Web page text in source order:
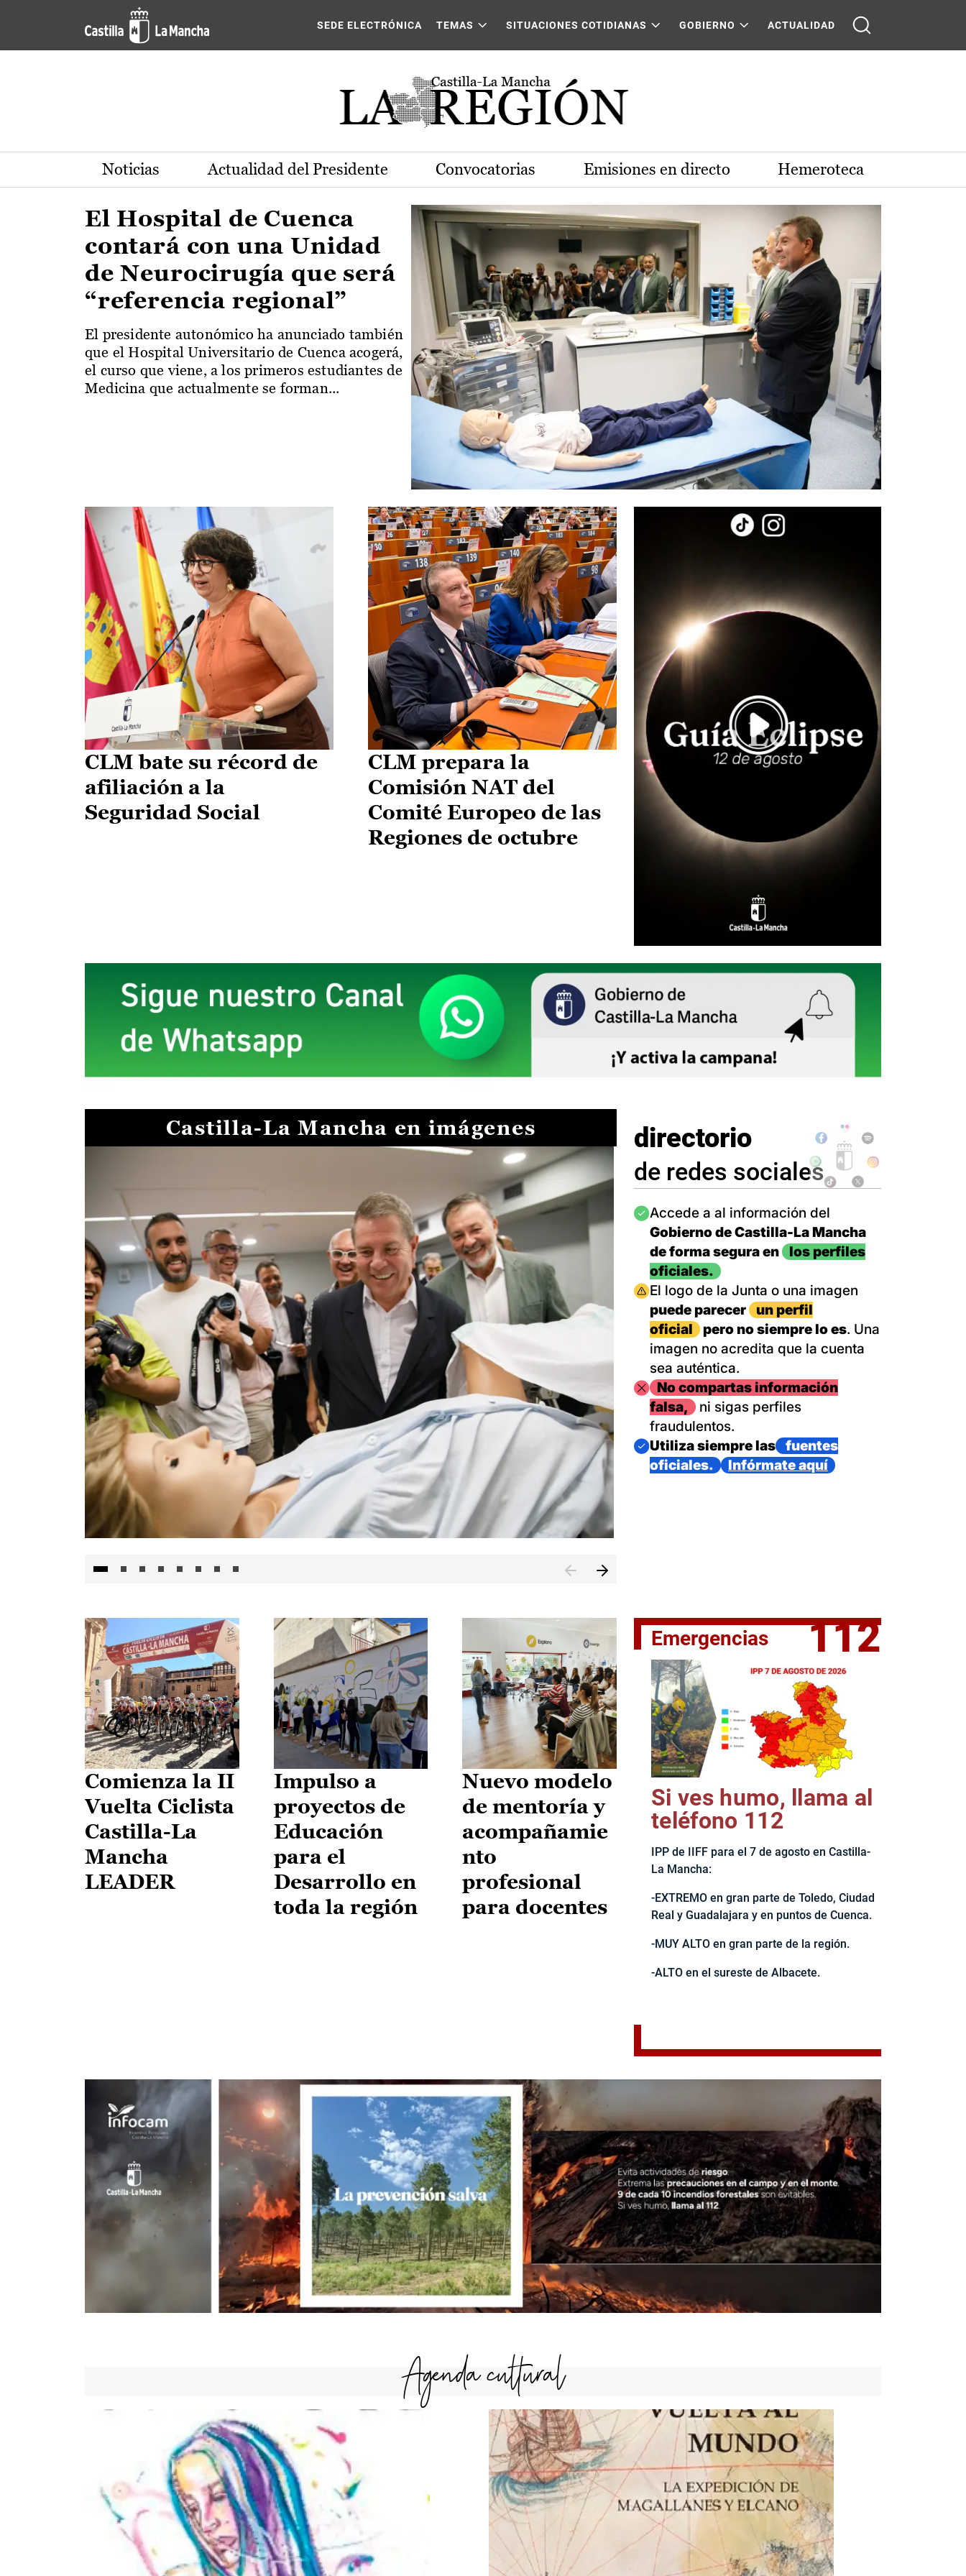
Pasar al contenido principal
Actualidad de la región de Castilla-La Mancha
SEDE ELECTRÓNICA TEMAS SITUACIONES COTIDIANAS GOBIERNO ACTUALIDAD
Noticias Actualidad del Presidente Convocatorias Emisiones en directo Hemeroteca
El Hospital de Cuenca
contará con una Unidad
de Neurocirugía que será
“referencia regional”
El presidente autonómico ha anunciado también
que el Hospital Universitario de Cuenca acogerá,
el curso que viene, a los primeros estudiantes de
Medicina que actualmente se forman...
CLM bate su récord de
afiliación a la
Seguridad Social
CLM prepara la
Comisión NAT del
Comité Europeo de las
Regiones de octubre
Castilla-La Mancha en imágenes
El jefe del Ejecutivo castellanomanchego, Emiliano García-
directorio
de redes sociales
Imagen
Accede a al información del
Gobierno de Castilla-La Mancha
de forma segura en
los perfiles
oficiales.
Imagen
El logo de la Junta o una imagen
puede parecer
un perfil
oficial
pero no siempre lo es. Una
imagen no acredita que la cuenta
sea auténtica.
ImagenNo compartas información
falsa,
ni sigas perfiles
fraudulentos.
Imagen
Utiliza siempre las
fuentes
oficiales.
Infórmate aquí
Comienza la II
Vuelta Ciclista
Castilla-La
Mancha
LEADER
Impulso a
proyectos de
Educación
para el
Desarrollo en
toda la región
Nuevo modelo
de mentoría y
acompañamie
nto
profesional
para docentes
Emergencias 112
Si ves humo, llama al
teléfono 112
IPP de IIFF para el 7 de agosto en Castilla-
La Mancha:
-EXTREMO en gran parte de Toledo, Ciudad
Real y Guadalajara y en puntos de Cuenca.
-MUY ALTO en gran parte de la región.
-ALTO en el sureste de Albacete.
Agenda cultural